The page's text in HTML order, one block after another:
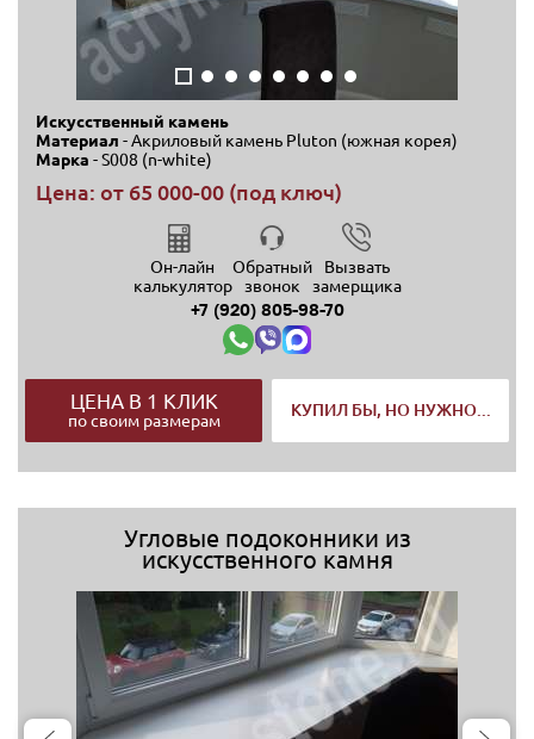
Искусственный камень
Материал - Акриловый камень Pluton (южная корея)
Марка - S008 (n-white)
Цена: от 65 000-00 (под ключ)
Он-лайн
калькулятор
Обратный
звонок
Вызвать
замерщика
+7 (920) 805-98-70
ЦЕНА В 1 КЛИК
по своим размерам
КУПИЛ БЫ, НО НУЖНО...
Угловые подоконники из
искусственного камня